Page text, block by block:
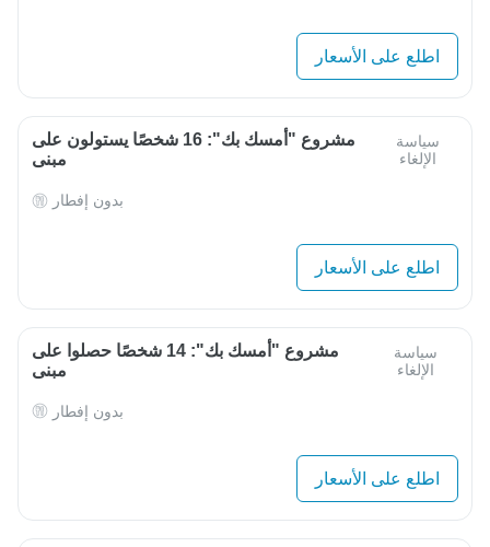
اطلع على الأسعار
مشروع "أمسك بك": 16 شخصًا يستولون على
مبنى
سياسة
الإلغاء
بدون إفطار
اطلع على الأسعار
مشروع "أمسك بك": 14 شخصًا حصلوا على
مبنى
سياسة
الإلغاء
بدون إفطار
اطلع على الأسعار